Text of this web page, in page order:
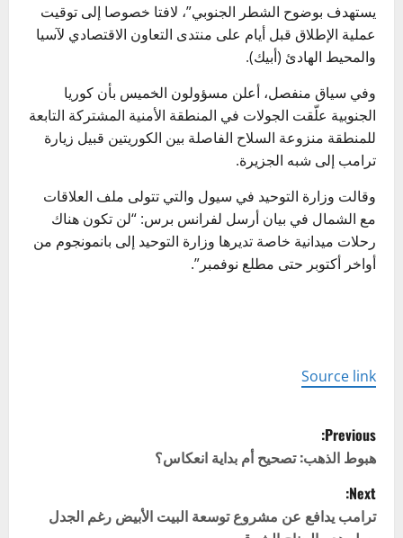
يستهدف بوضوح الشطر الجنوبي”، لافتا خصوصا إلى توقيت
عملية الإطلاق قبل أيام على منتدى التعاون الاقتصادي لآسيا
والمحيط الهادئ (أبيك).
وفي سياق منفصل، أعلن مسؤولون الخميس بأن كوريا
الجنوبية علّقت الجولات في المنطقة الأمنية المشتركة التابعة
للمنطقة منزوعة السلاح الفاصلة بين الكوريتين قبيل زيارة
ترامب إلى شبه الجزيرة.
وقالت وزارة التوحيد في سيول والتي تتولى ملف العلاقات
مع الشمال في بيان أرسل لفرانس برس: “لن تكون هناك
رحلات ميدانية خاصة تديرها وزارة التوحيد إلى بانمونجوم من
أواخر أكتوبر حتى مطلع نوفمبر”.
Source link
P
o
s
Previous:
هبوط الذهب: تصحيح أم بداية انعكاس؟
Next:
ترامب يدافع عن مشروع توسعة البيت الأبيض رغم الجدل